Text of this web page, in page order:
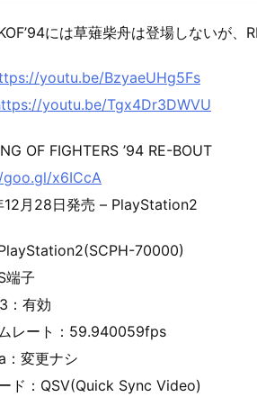
には草薙柴舟は登場しないが、
youtu.be/BzyaeUHg5Fs
youtu.be/Tgx4Dr3DWVU
OF FIGHTERS ’94 RE-BOUT
x6ICcA
月28日発売 – PlayStation2
70000)
端子
：有効
レート：59.940059fps
：変更ナシ
ド：QSV(Quick Sync Video)